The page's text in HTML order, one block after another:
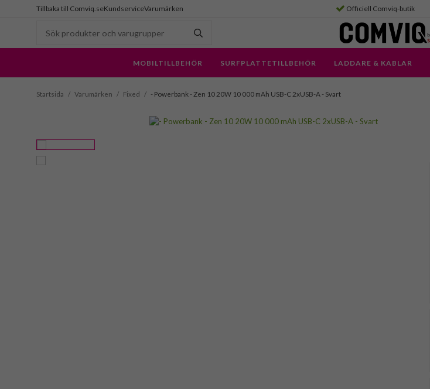
Tillbaka till Comviq.seKundserviceVarumärken Officiell Comviq-butik
MOBILTILLBEHÖR SURFPLATTETILLBEHÖR LADDARE & KABLAR
Startsida / Varumärken / Fixed / - Powerbank - Zen 10 20W 10 000 mAh USB-C 2xUSB-A - Svart